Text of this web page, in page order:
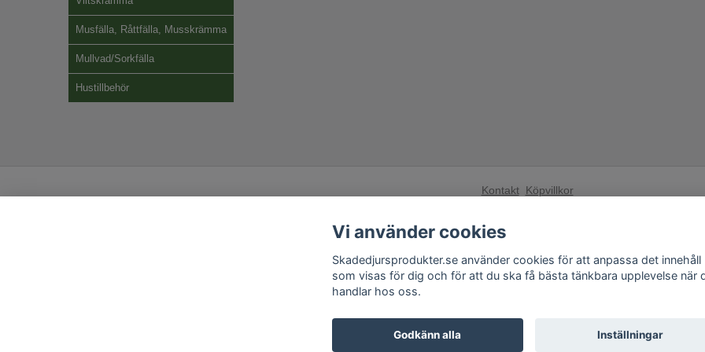
Musfälla, Råttfälla, Musskrämma
Mullvad/Sorkfälla
Hustillbehör
Kontakt Köpvillkor
Få vårt nyhetsbrev
Anmäl
Andra butiker från Fågelskrämma Sverige AB:
© Copyright 2026 Skadedjursprodukter.se
Vi använder cookies
Skadedjursprodukter.se använder cookies för att anpassa det innehåll
som visas för dig och för att du ska få bästa tänkbara upplevelse när
handlar hos oss.
Godkänn alla Inställningar